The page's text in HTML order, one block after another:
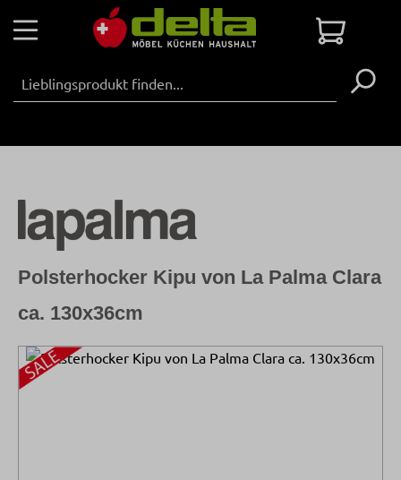
Zum Hauptinhalt springen
Bildergalerie überspringen
Polsterhocker Kipu von La Palma Clara
ca. 130x36cm